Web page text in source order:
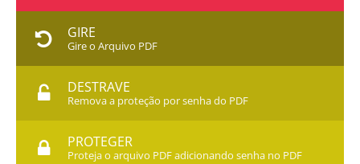
GIRE
Gire o Arquivo PDF
DESTRAVE
Remova a proteção por senha do PDF
PROTEGER
Proteja o arquivo PDF adicionando senha no PDF